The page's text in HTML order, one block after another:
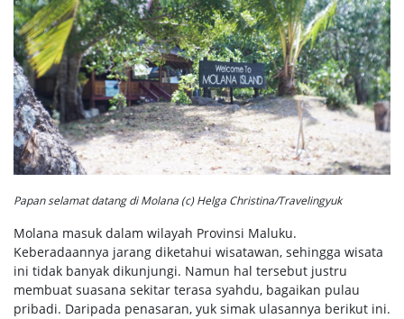
Papan selamat datang di Molana (c) Helga Christina/Travelingyuk
Molana masuk dalam wilayah Provinsi Maluku.
Keberadaannya jarang diketahui wisatawan, sehingga wisata
ini tidak banyak dikunjungi. Namun hal tersebut justru
membuat suasana sekitar terasa syahdu, bagaikan pulau
pribadi. Daripada penasaran, yuk simak ulasannya berikut ini.